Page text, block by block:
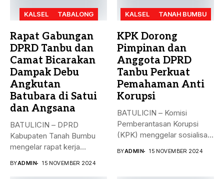
KALSEL TABALONG
Rapat Gabungan
DPRD Tanbu dan
Camat Bicarakan
Dampak Debu
Angkutan
Batubara di Satui
dan Angsana
BATULICIN – DPRD
Kabupaten Tanah Bumbu
mengelar rapat kerja
BYADMIN 15 NOVEMBER 2024
KALSEL TANAH BUMBU
KPK Dorong
Pimpinan dan
Anggota DPRD
Tanbu Perkuat
Pemahaman Anti
Korupsi
BATULICIN – Komisi
Pemberantasan Korupsi
(KPK) menggelar sosialisasi
BYADMIN 15 NOVEMBER 2024